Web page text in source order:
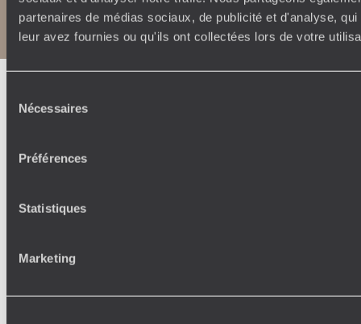
partenaires de médias sociaux, de publicité et d'analyse,
leur avez fournies ou qu'ils ont collectées lors de votre
Nécessaires
Préférences
Statistiques
Marketing
Politique de confidentialité et de Cookies
Notice légale et CGU